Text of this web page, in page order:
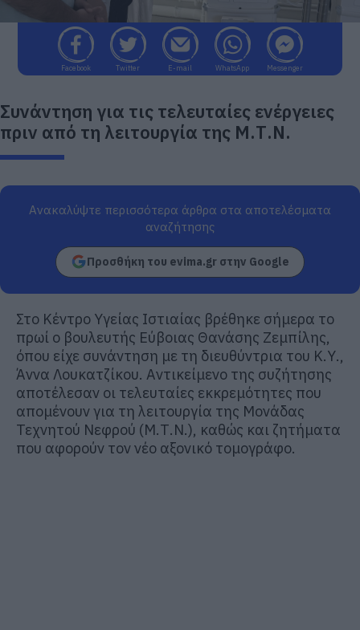
Facebook Twitter E-mail WhatsApp Messenger
Συνάντηση για τις τελευταίες ενέργειες
πριν από τη λειτουργία της Μ.Τ.Ν.
Ανακαλύψτε περισσότερα άρθρα στα αποτελέσματα
αναζήτησης
Προσθήκη του evima.gr στην Google
Στο Κέντρο Υγείας Ιστιαίας βρέθηκε σήμερα το
πρωί ο βουλευτής Εύβοιας Θανάσης Ζεμπίλης,
όπου είχε συνάντηση με τη διευθύντρια του Κ.Υ.,
Άννα Λουκατζίκου. Αντικείμενο της συζήτησης
αποτέλεσαν οι τελευταίες εκκρεμότητες που
απομένουν για τη λειτουργία της Μονάδας
Τεχνητού Νεφρού (Μ.Τ.Ν.), καθώς και ζητήματα
που αφορούν τον νέο αξονικό τομογράφο.